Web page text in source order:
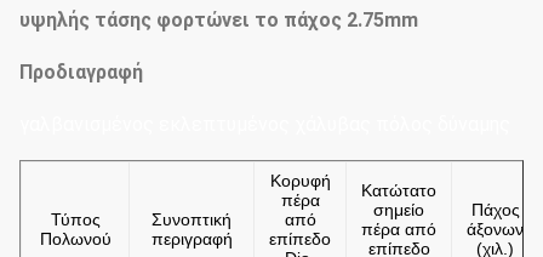
υψηλής τάσης φορτώνει το πάχος 2.75mm
Προδιαγραφή
Τύπος
Πολωνού
Συνοπτική
περιγραφή
Κορυφή
πέρα
από
επίπεδο
Κατώτατο
σημείο
πέρα από
επίπεδο
Πάχος
άξονων
(χιλ.)